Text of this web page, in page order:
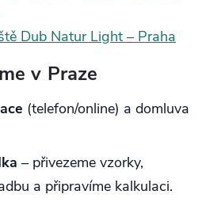
Dub Natur Light – Praha
v Praze
(telefon/online) a domluva
– přivezeme vzorky,
a připravíme kalkulaci.